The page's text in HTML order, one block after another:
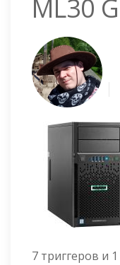
ML30
7 триггеров и